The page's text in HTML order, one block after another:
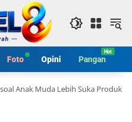
Foto Opini Pangan
Anak Muda Lebih Suka Produk